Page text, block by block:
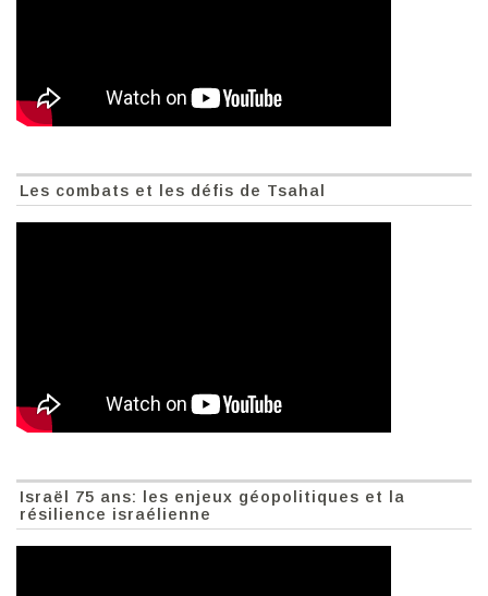
Les combats et les défis de Tsahal
Israël 75 ans: les enjeux géopolitiques et la
résilience israélienne